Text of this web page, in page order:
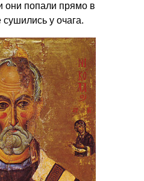
они попали прямо в
сушились у очага.